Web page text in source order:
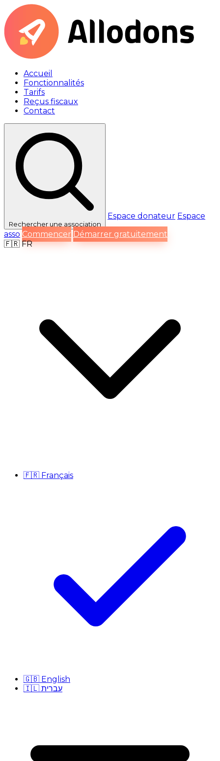
Accueil
Fonctionnalités
Tarifs
Reçus fiscaux
Contact
Rechercherune association
Espace donateur Espace
asso Commencer Démarrer gratuitement
🇫🇷 FR
🇫🇷 Français
🇬🇧 English
🇮🇱 עברית